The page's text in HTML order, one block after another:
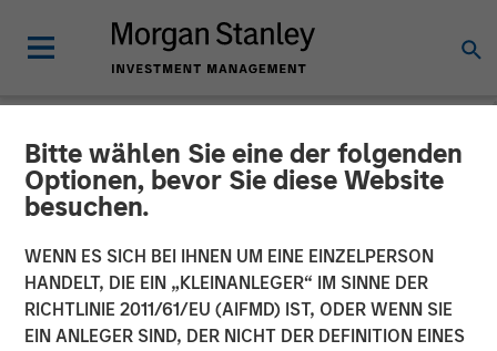
Bitte wählen Sie eine der folgenden
Optionen, bevor Sie diese Website
besuchen.
WENN ES SICH BEI IHNEN UM EINE EINZELPERSON
HANDELT, DIE EIN „KLEINANLEGER“ IM SINNE DER
RICHTLINIE 2011/61/EU (AIFMD) IST, ODER WENN SIE
EIN ANLEGER SIND, DER NICHT DER DEFINITION EINES
NEWSROOM
Morgan Stanley Global
Private Equity Completes
the Sale of Zenith